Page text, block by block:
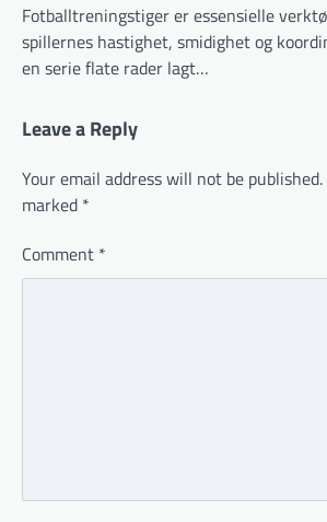
Fotballtreningstiger er essensielle
spillernes hastighet, smidighet og
en serie flate rader lagt…
Leave a Reply
Your email address will not be published.
marked *
Comment *